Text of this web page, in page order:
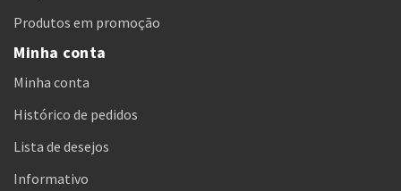
Produtos em promoção
Minha conta
Minha conta
Histórico de pedidos
Lista de desejos
Informativo